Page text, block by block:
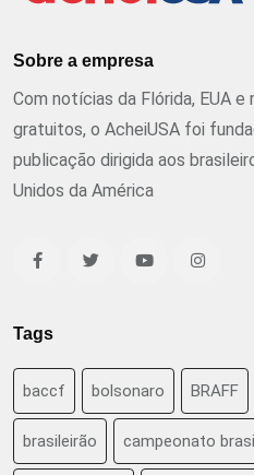
Sobre a empresa
Com notícias da Flórida, EUA
gratuitos, o AcheiUSA foi
publicação dirigida aos
Unidos da América
Tags
baccf bolsonaro BRAFF
brasileirão campeonato